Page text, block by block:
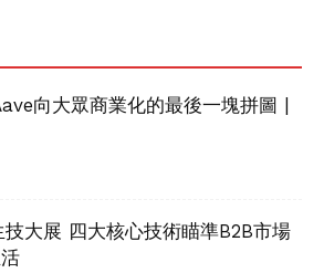
向大眾商業化的最後一塊拼圖 |
大展 四大核心技術瞄準B2B市場